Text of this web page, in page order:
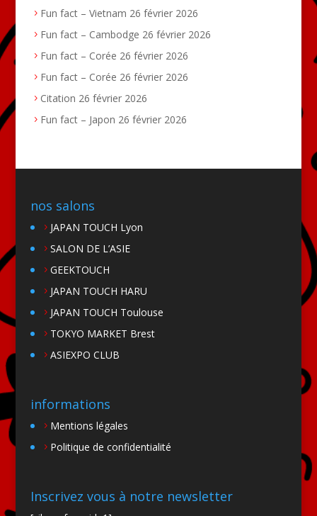
Fun fact – Vietnam 26 février 2026
Fun fact – Cambodge 26 février 2026
Fun fact – Corée 26 février 2026
Fun fact – Corée 26 février 2026
Citation 26 février 2026
Fun fact – Japon 26 février 2026
nos salons
JAPAN TOUCH Lyon
SALON DE L’ASIE
GEEKTOUCH
JAPAN TOUCH HARU
JAPAN TOUCH Toulouse
TOKYO MARKET Brest
ASIEXPO CLUB
informations
Mentions légales
Politique de confidentialité
Inscrivez vous à notre newsletter